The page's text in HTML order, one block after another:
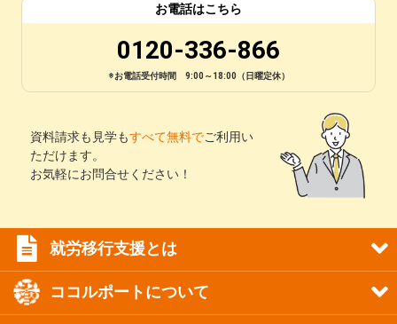
お電話はこちら
0120-336-866
※お電話受付時間 9:00～18:00（日曜定休）
資料請求も見学もすべて無料でご利用い
ただけます。
お気軽にお問合せください！
就労移行支援とは
ココルポートについて